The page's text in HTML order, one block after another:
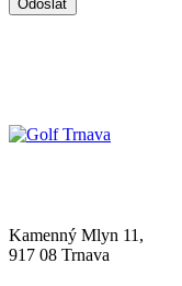
Kamenný Mlyn 11,
917 08 Trnava